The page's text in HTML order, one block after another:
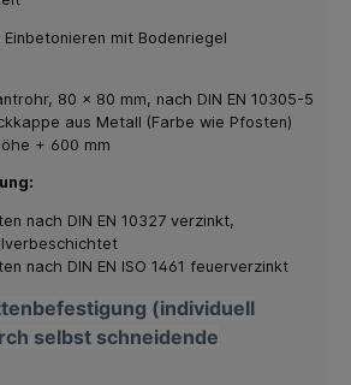
mit Bodenriegel
80 x 80 mm, nach DIN EN 10305-5
aus Metall (Farbe wie Pfosten)
+ 600 mm
nach DIN EN 10327 verzinkt,
nach DIN EN ISO 1461 feuerverzinkt
(individuell
selbst schneidende